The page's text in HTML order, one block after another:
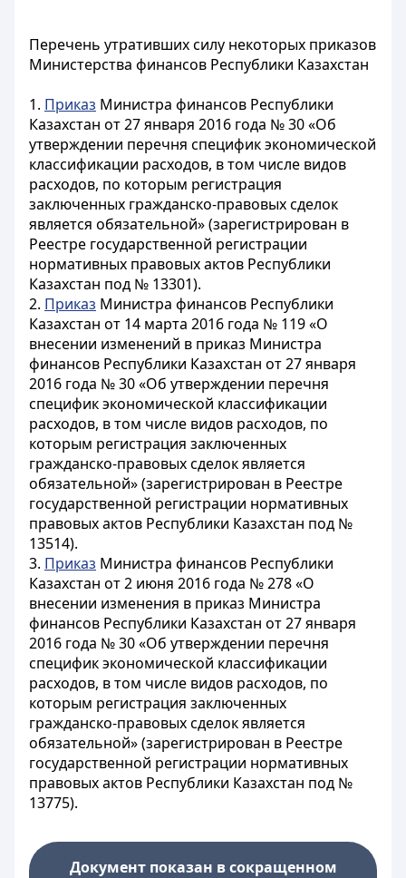
Перечень утративших силу некоторых приказов
Министерства финансов Республики Казахстан
1. Приказ Министра финансов Республики
Казахстан от 27 января 2016 года № 30 «Об
утверждении перечня специфик экономической
классификации расходов, в том числе видов
расходов, по которым регистрация
заключенных гражданско-правовых сделок
является обязательной» (зарегистрирован в
Реестре государственной регистрации
нормативных правовых актов Республики
Казахстан под № 13301).
2. Приказ Министра финансов Республики
Казахстан от 14 марта 2016 года № 119 «О
внесении изменений в приказ Министра
финансов Республики Казахстан от 27 января
2016 года № 30 «Об утверждении перечня
специфик экономической классификации
расходов, в том числе видов расходов, по
которым регистрация заключенных
гражданско-правовых сделок является
обязательной» (зарегистрирован в Реестре
государственной регистрации нормативных
правовых актов Республики Казахстан под №
13514).
3. Приказ Министра финансов Республики
Казахстан от 2 июня 2016 года № 278 «О
внесении изменения в приказ Министра
финансов Республики Казахстан от 27 января
2016 года № 30 «Об утверждении перечня
специфик экономической классификации
расходов, в том числе видов расходов, по
которым регистрация заключенных
гражданско-правовых сделок является
обязательной» (зарегистрирован в Реестре
государственной регистрации нормативных
правовых актов Республики Казахстан под №
13775).
Документ показан в сокращенном